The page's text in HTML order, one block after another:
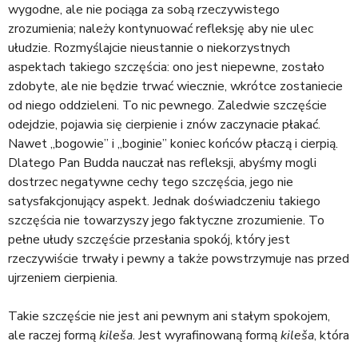
wygodne, ale nie pociąga za sobą rzeczywistego
zrozumienia; należy kontynuować refleksję aby nie ulec
ułudzie. Rozmyślajcie nieustannie o niekorzystnych
aspektach takiego szczęścia: ono jest niepewne, zostało
zdobyte, ale nie będzie trwać wiecznie, wkrótce zostaniecie
od niego oddzieleni. To nic pewnego. Zaledwie szczęście
odejdzie, pojawia się cierpienie i znów zaczynacie płakać.
Nawet „bogowie” i „boginie” koniec końców płaczą i cierpią.
Dlatego Pan Budda nauczał nas refleksji, abyśmy mogli
dostrzec negatywne cechy tego szczęścia, jego nie
satysfakcjonujący aspekt. Jednak doświadczeniu takiego
szczęścia nie towarzyszy jego faktyczne zrozumienie. To
pełne ułudy szczęście przesłania spokój, który jest
rzeczywiście trwały i pewny a także powstrzymuje nas przed
ujrzeniem cierpienia.
Takie szczęście nie jest ani pewnym ani stałym spokojem,
ale raczej formąkileša. Jest wyrafinowaną formąkileša, która